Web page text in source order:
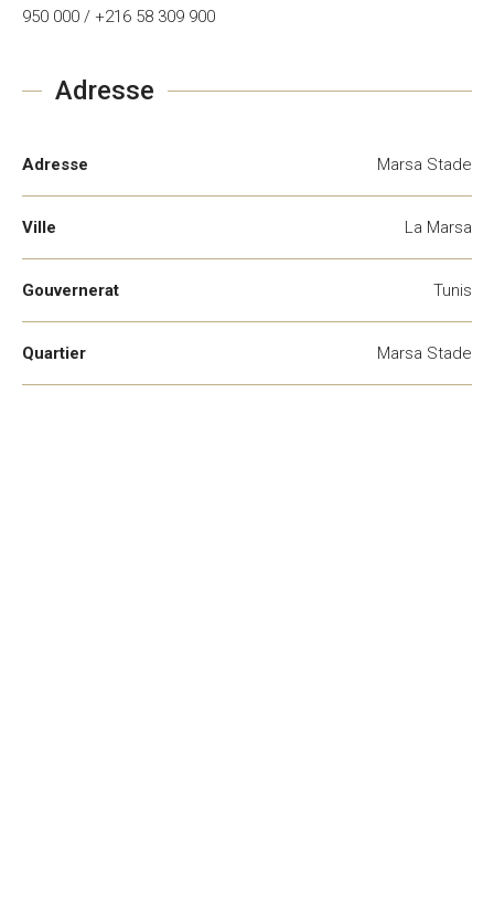
950 000 / +216 58 309 900
Adresse
Adresse Marsa Stade
Ville La Marsa
Gouvernerat Tunis
Quartier Marsa Stade